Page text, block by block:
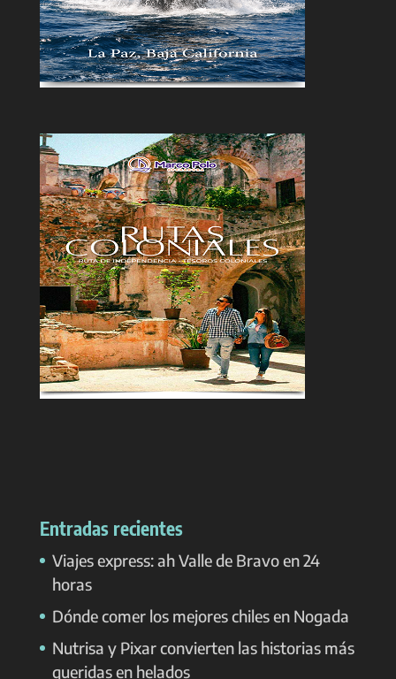
Entradas recientes
Viajes express: ah Valle de Bravo en 24
horas
Dónde comer los mejores chiles en Nogada
Nutrisa y Pixar convierten las historias más
queridas en helados